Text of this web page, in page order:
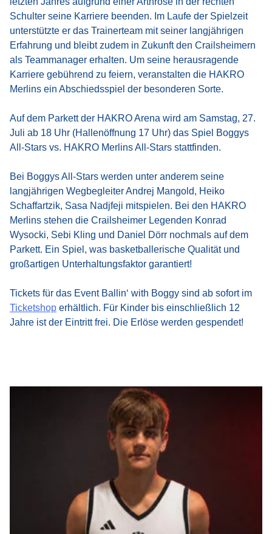
Schulter seine Karriere beenden. Im Laufe der Spielzeit
unterstützte er das Trainerteam mit seiner langjährigen
Erfahrung und bleibt zudem in Zukunft den Crailsheimern
als Teammanager erhalten. Um seine herausragende
Karriere gebührend zu feiern, veranstalten die HAKRO
Merlins ein Abschiedsspiel der besonderen Sorte.
Auf dem Parkett der HAKRO Arena wird am Samstag, 27.
Juli ab 18 Uhr (Hallenöffnung 17 Uhr) das Spiel Boggys
All-Stars vs. HAKRO Merlins All-Stars stattfinden.
Bei Boggys All-Stars werden unter anderem seine
langjährigen Wegbegleiter Andrej Mangold, Heiko
Schaffartzik, Sasa Nadjfeji mitspielen. Bei den HAKRO
Merlins stehen die Crailsheimer Legenden Konrad
Wysocki, Sebi Kling und Daniel Dörr nochmals auf dem
Parkett. Ein Spiel, was basketballerische Qualität und
großartigen Unterhaltungsfaktor garantiert!
Tickets für das Event Ballin‘ with Boggy sind ab sofort im
Ticketshop erhältlich. Für Kinder bis einschließlich 12
Jahre ist der Eintritt frei. Die Erlöse werden gespendet!